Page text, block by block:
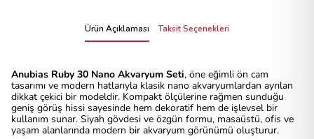
Ürün Açıklaması Taksit Seçenekleri
Anubias Ruby 30 Nano Akvaryum Seti, öne eğimli ön cam
tasarımı ve modern hatlarıyla klasik nano akvaryumlardan ayrılan
dikkat çekici bir modeldir. Kompakt ölçülerine rağmen sunduğu
geniş görüş hissi sayesinde hem dekoratif hem de işlevsel bir
kullanım sunar. Siyah gövdesi ve özgün formu, masaüstü, ofis ve
yaşam alanlarında modern bir akvaryum görünümü oluşturur.